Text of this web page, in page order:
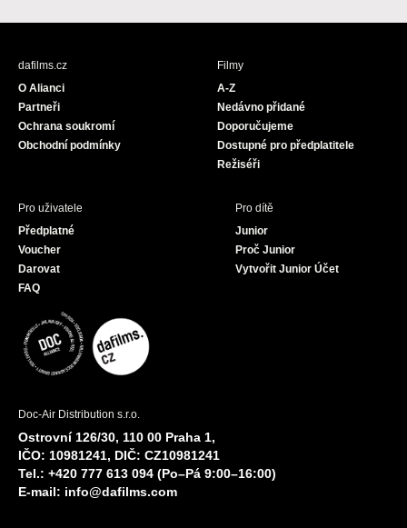
c
s
u
dafilms.cz
O Alianci
Partneři
Ochrana soukromí
Obchodní podmínky
Filmy
A-Z
Nedávno přidané
Doporučujeme
Dostupné pro předplatitele
Režiséři
Pro uživatele
Předplatné
Voucher
Darovat
FAQ
Pro dítě
Junior
Proč Junior
Vytvořit Junior Účet
Doc-Air Distribution s.r.o.
Ostrovní 126/30, 110 00 Praha 1,
IČO: 10981241, DIČ: CZ10981241
Tel.: +420 777 613 094 (Po–Pá 9:00–16:00)
E-mail: info@dafilms.com